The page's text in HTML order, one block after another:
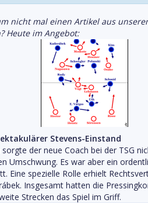
nicht mal einen Artikel aus
Heute im Angebot:
Stevens-Einstand
der neue Coach bei der TSG
Umschwung. Es war aber ein
Eine spezielle Rolle erhielt
Insgesamt hatten die
Strecken das Spiel im Griff.